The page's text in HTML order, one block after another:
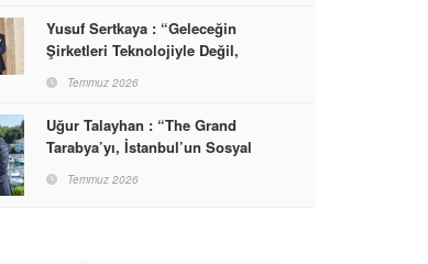
Yusuf Sertkaya : “Geleceğin
Şirketleri Teknolojiyle Değil,
Temmuz 2026
Uğur Talayhan : “The Grand
Tarabya’yı, İstanbul’un Sosyal
Destinasyon Haline Getirmeyi
Temmuz 2026